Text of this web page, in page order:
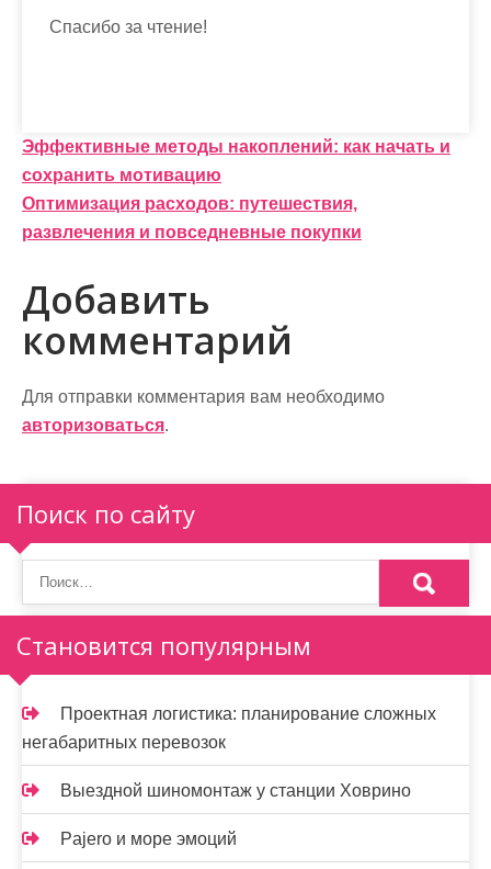
Спасибо за чтение!
Н
а
в
и
г
а
ц
и
я
п
о
з
а
п
и
с
я
м
Эффективные методы накоплений: как начать и
сохранить мотивацию
Оптимизация расходов: путешествия,
развлечения и повседневные покупки
Добавить
комментарий
Для отправки комментария вам необходимо
авторизоваться.
Поиск по сайту
Становится популярным
Проектная логистика: планирование сложных
негабаритных перевозок
Выездной шиномонтаж у станции Ховрино
Pajero и море эмоций